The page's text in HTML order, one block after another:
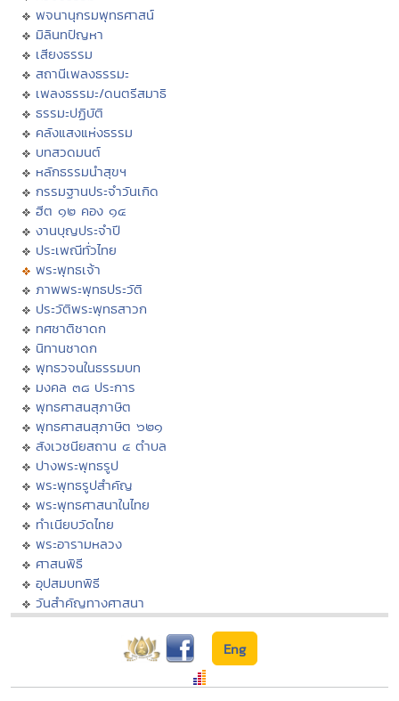
พจนานุกรมพุทธศาสน์
มิลินทปัญหา
เสียงธรรม
สถานีเพลงธรรมะ
เพลงธรรมะ/ดนตรีสมาธิ
ธรรมะปฏิบัติ
คลังแสงแห่งธรรม
บทสวดมนต์
หลักธรรมนำสุขฯ
กรรมฐานประจำวันเกิด
ฮีต ๑๒ คอง ๑๔
งานบุญประจำปี
ประเพณีทั่วไทย
พระพุทธเจ้า
ภาพพระพุทธประวัติ
ประวัติพระพุทธสาวก
ทศชาติชาดก
นิทานชาดก
พุทธวจนในธรรมบท
มงคล ๓๘ ประการ
พุทธศาสนสุภาษิต
พุทธศาสนสุภาษิต ๖๒๑
สังเวชนียสถาน ๔ ตำบล
ปางพระพุทธรูป
พระพุทธรูปสำคัญ
พระพุทธศาสนาในไทย
ทำเนียบวัดไทย
พระอารามหลวง
ศาสนพิธี
อุปสมบทพิธี
วันสำคัญทางศาสนา
Eng